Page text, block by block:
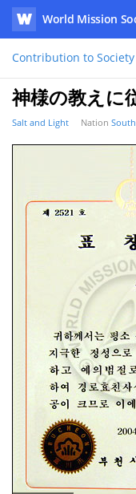
WATV
World Mission
Contribution to Society
神様の教えに
Salt and Light Nation